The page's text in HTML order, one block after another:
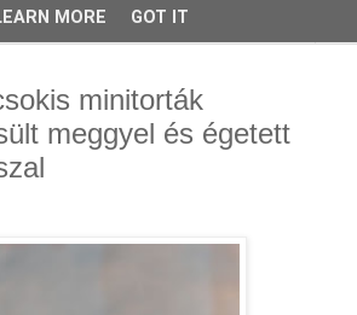
minitorták
meggyel és égetett
MORE GOT IT